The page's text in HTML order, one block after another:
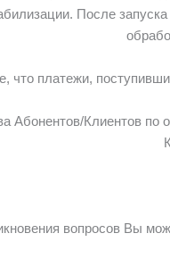
После
платежи,
Абонентов/Клиентов по
вопросов Вы